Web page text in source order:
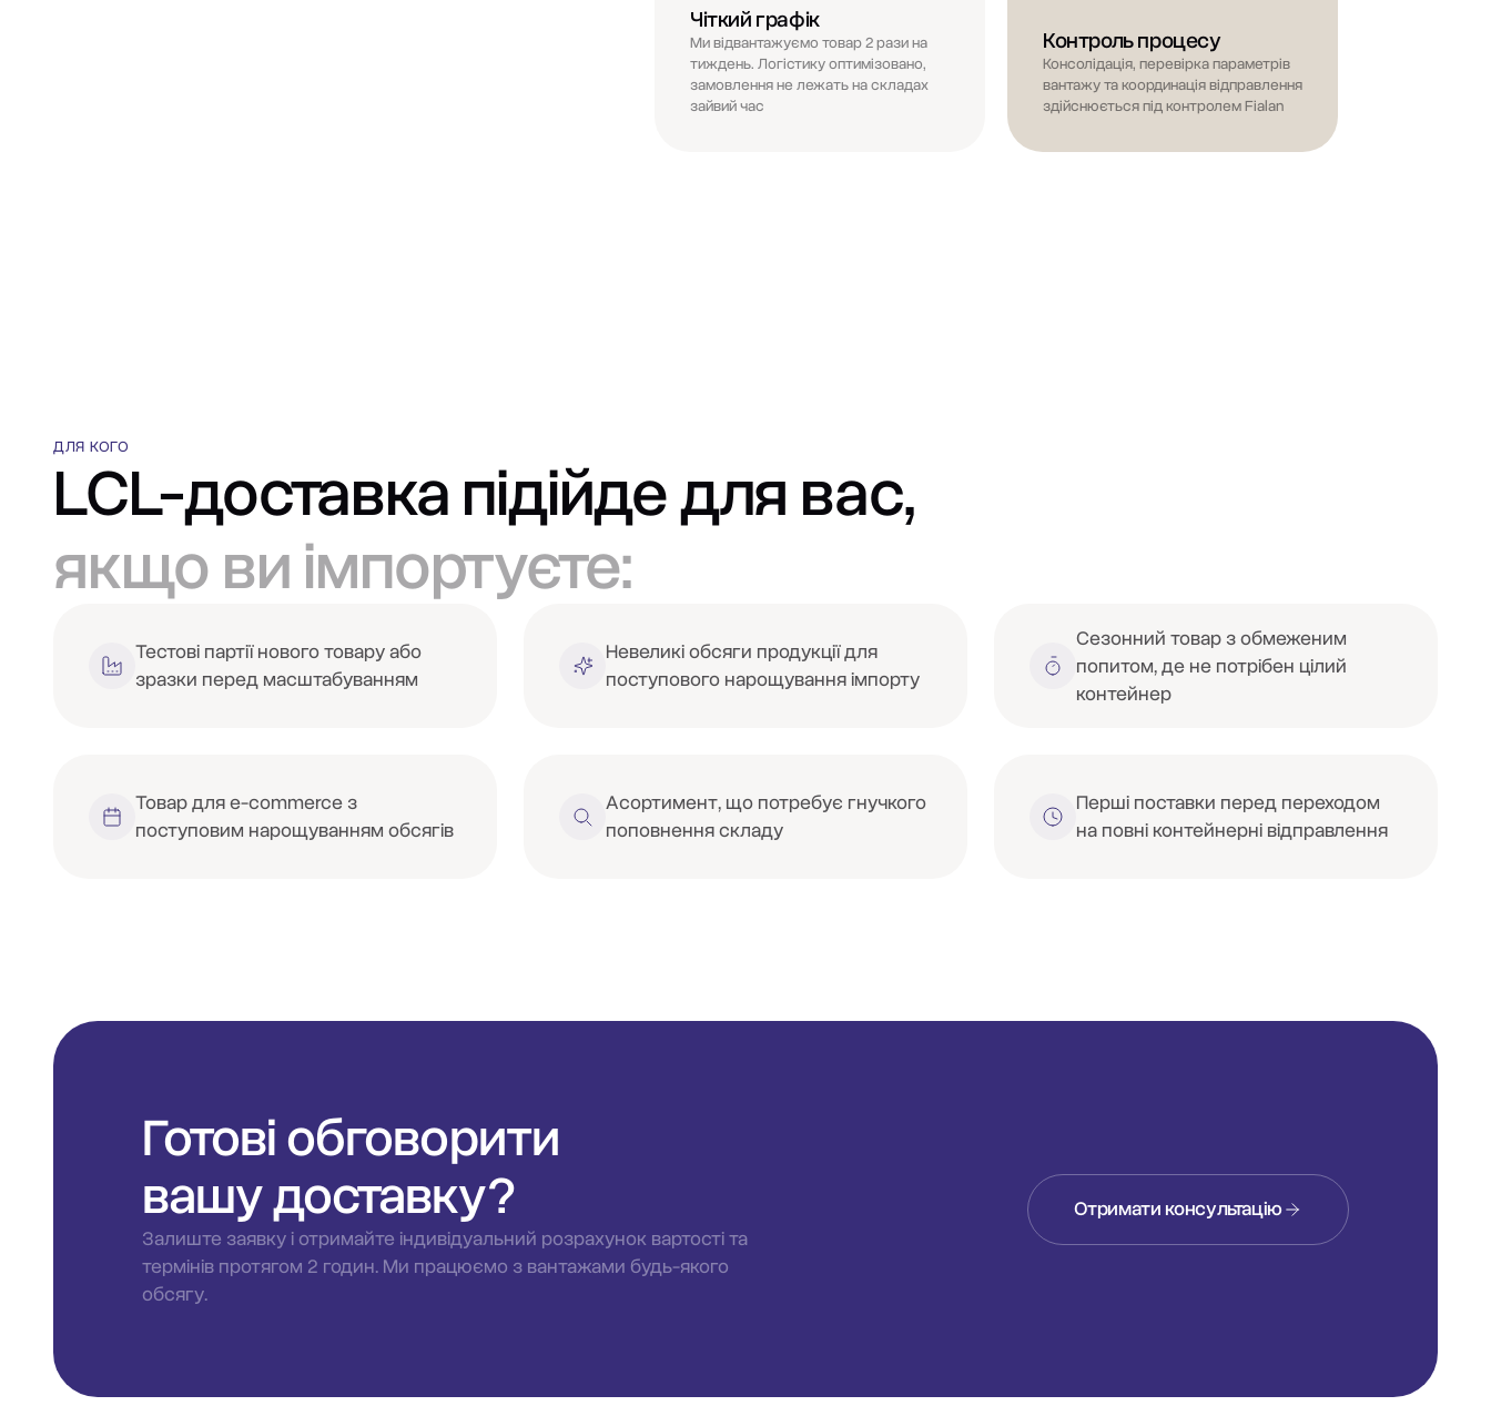
Чіткий графік
Ми відвантажуємо товар 2 рази на
тиждень. Логістику оптимізовано,
замовлення не лежать на складах
зайвий час
Контроль процесу
Консолідація, перевірка параметрів
вантажу та координація відправлення
здійснюється під контролем Fialan
ДЛЯ КОГО
LCL-доставка підійде для вас,
якщо ви імпортуєте:
Тестові партії нового товару або
зразки перед масштабуванням
Невеликі обсяги продукції для
поступового нарощування імпорту
Сезонний товар з обмеженим
попитом, де не потрібен цілий
контейнер
Товар для e-commerce з
поступовим нарощуванням обсягів
Асортимент, що потребує гнучкого
поповнення складу
Перші поставки перед переходом
на повні контейнерні відправлення
Готові обговорити
вашу доставку?
Залиште заявку і отримайте індивідуальний розрахунок вартості та
термінів протягом 2 годин. Ми працюємо з вантажами будь-якого
обсягу.
Отримати консультацію